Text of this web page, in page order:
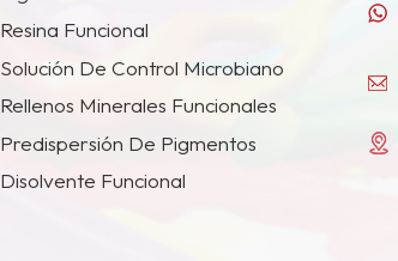
Resina Funcional
Solución De Control Microbiano
Rellenos Minerales Funcionales
Predispersión De Pigmentos
Disolvente Funcional